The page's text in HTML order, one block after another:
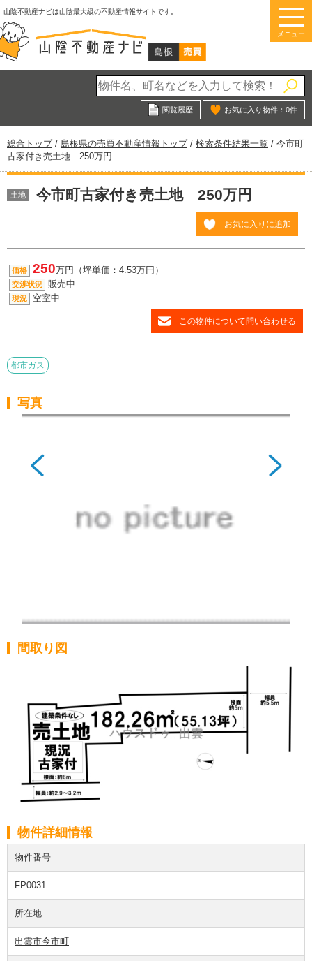
このページの本文へ
山陰不動産ナビは山陰最大級の不動産情報サイトです。
メニュー
閲覧履歴 お気に入り物件： 0件
現
在
の
置：
総合トップ/ 島根県の売買不動産情報トップ/ 検索条件結果一覧 / 今市町
古家付き売土地 250万円
土地 今市町古家付き売土地 250万円
お気に入りに追加
価格 250万円（坪単価：4.53万円）
交渉状況 販売中
現況 空室中
この物件について問い合わせる
都市ガス
写真
間取り図
物件詳細情報
物件番号
FP0031
所在地
出雲市今市町